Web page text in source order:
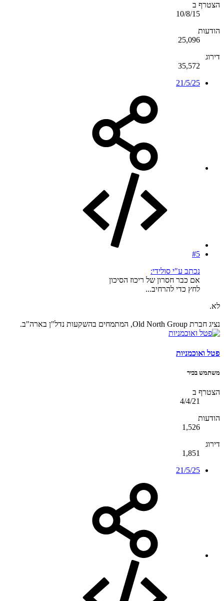
הצטרף ב
10/8/15
הודעות
25,096
דירוג
35,572
21/5/25
#5
נכתב ע"י סולידי:
אם כבר חסרון של ריכוז הסיכון
לחץ כדי להרחיב...
לא.
נציג חברת Old North Group, המתמחים בהשקעות נדל"ן בארה"ב.
פטל ואוכמניות
משתמש בכיר
הצטרף ב
4/4/21
הודעות
1,526
דירוג
1,851
21/5/25